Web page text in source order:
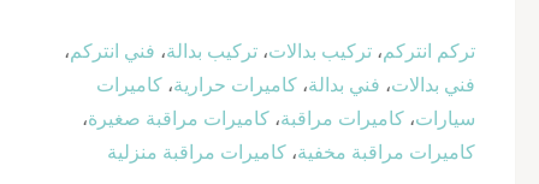
تركم انتركم، تركيب بدالات، تركيب بدالة، فني انتركم،
فني بدالات، فني بدالة، كاميرات حرارية، كاميرات
سيارات، كاميرات مراقبة، كاميرات مراقبة صغيرة،
كاميرات مراقبة مخفية، كاميرات مراقبة منزلية